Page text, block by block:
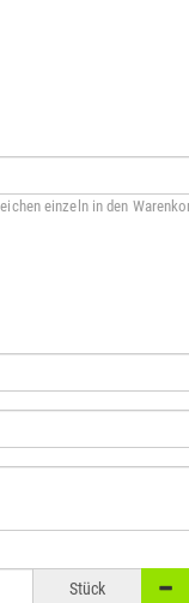
einzeln in den
Stück